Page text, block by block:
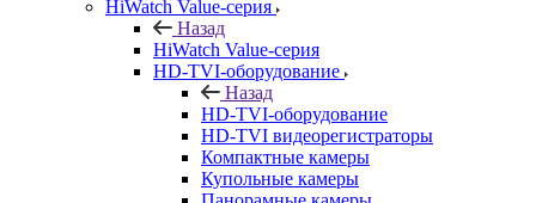
HiWatch Value-серия
Назад
HiWatch Value-серия
HD-TVI-оборудование
Назад
HD-TVI-оборудование
HD-TVI видеорегистраторы
Компактные камеры
Купольные камеры